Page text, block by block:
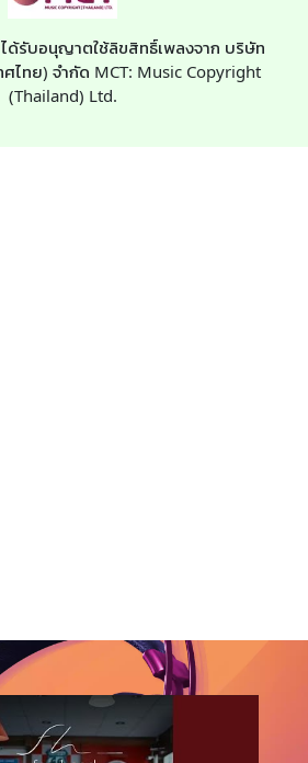
ด้รับอนุญาตใช้ลิขสิทธิ์เพลงจาก บริษัท
ไทย) จำกัด MCT: Music Copyright
(Thailand) Ltd.